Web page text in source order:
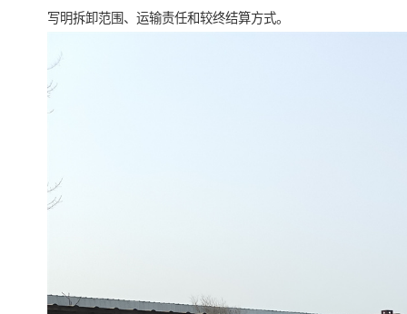
写明拆卸范围、运输责任和较终结算方式。